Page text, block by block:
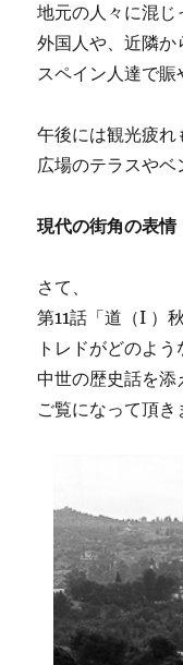
地元の人々に混じ
外国人や、近隣か
スペイン人達で賑
午後には観光疲れ
広場のテラスやベ
現代の街角の表
さて、
第11話「道（I ）
トレドがどのよう
中世の歴史話を添
ご覧になって頂き